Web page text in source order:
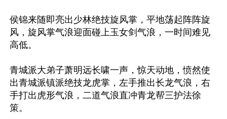
侯锦来随即亮出少林绝技旋风掌，平地荡起阵阵旋
风，旋风掌气浪迎面碰上玉女剑气浪，一时间难见
高低。
青城派大弟子萧明远长啸一声，惊天动地，愤然使
出青城派镇派绝技龙虎掌，左手推出长龙气浪，右
手打出虎形气浪，二道气浪直冲青龙帮三护法徐
策。